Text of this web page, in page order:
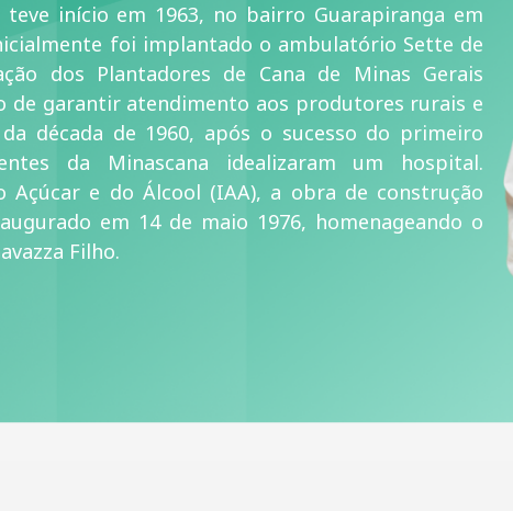
teve início em 1963, no bairro Guarapiranga em
foi implantado o ambulatório Sette de
dos Plantadores de Cana de Minas Gerais
de garantir atendimento aos produtores rurais e
década de 1960, após o sucesso do primeiro
da Minascana idealizaram um hospital.
e do Álcool (IAA), a obra de construção
em 14 de maio 1976, homenageando o
Filho.